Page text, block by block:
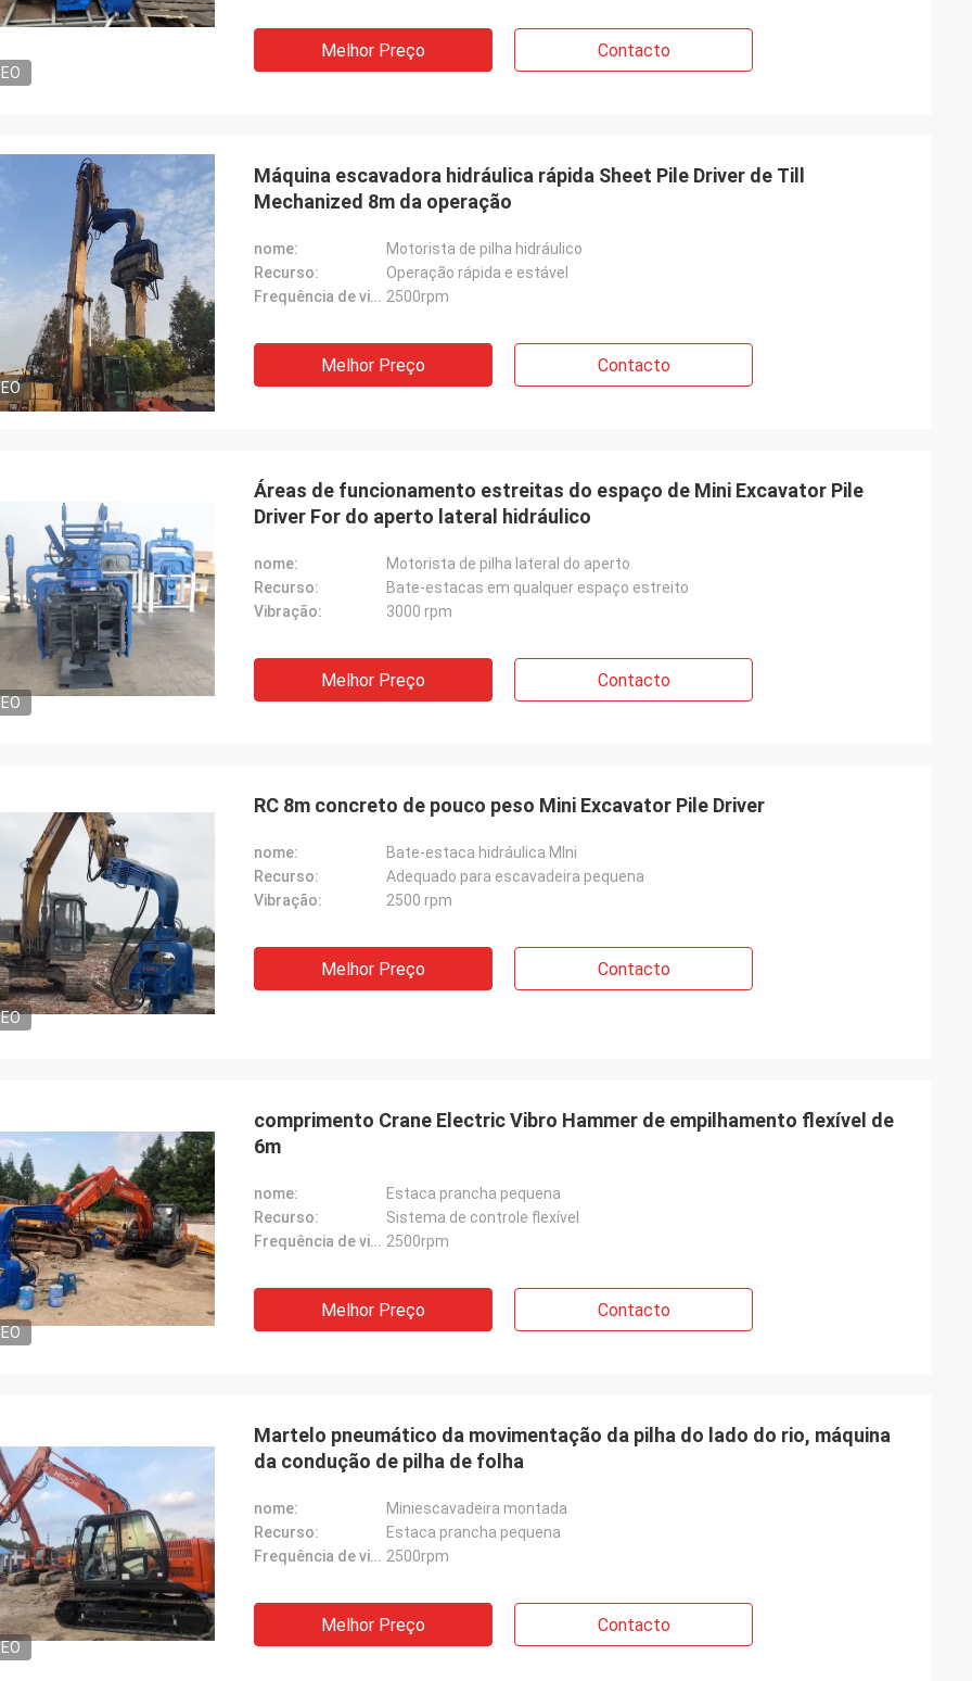
Melhor Preço Contacto
Máquina escavadora hidráulica rápida Sheet Pile Driver de Till
Mechanized 8m da operação
nome:
Motorista de pilha hidráulico
Recurso:
Operação rápida e estável
Frequência de vibração: 2500rpm
Melhor Preço Contacto
Áreas de funcionamento estreitas do espaço de Mini Excavator Pile
Driver For do aperto lateral hidráulico
nome:
Motorista de pilha lateral do aperto
Recurso:
Bate-estacas em qualquer espaço estreito
Vibração:
3000 rpm
Melhor Preço Contacto
RC 8m concreto de pouco peso Mini Excavator Pile Driver
nome:
Bate-estaca hidráulica MIni
Recurso:
Adequado para escavadeira pequena
Vibração:
2500 rpm
Melhor Preço Contacto
comprimento Crane Electric Vibro Hammer de empilhamento flexível de
6m
nome:
Estaca prancha pequena
Recurso:
Sistema de controle flexível
Frequência de vibração: 2500rpm
Melhor Preço Contacto
Martelo pneumático da movimentação da pilha do lado do rio, máquina
da condução de pilha de folha
nome:
Miniescavadeira montada
Recurso:
Estaca prancha pequena
Frequência de vibração: 2500rpm
Melhor Preço Contacto